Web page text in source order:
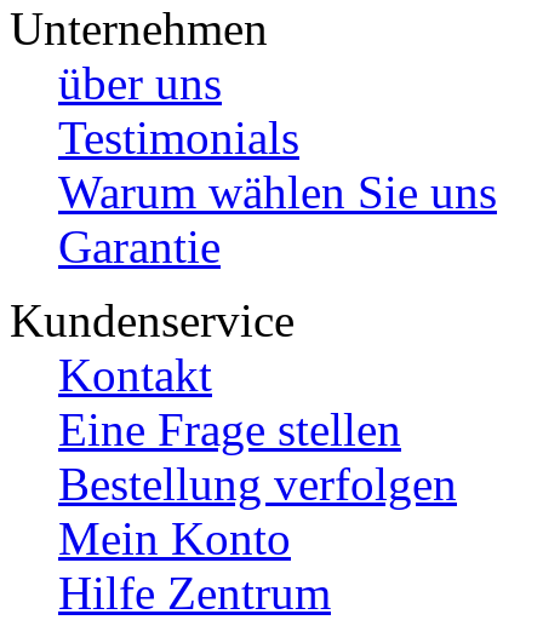
Unternehmen
über uns
Testimonials
Warum wählen Sie uns
Garantie
Kundenservice
Kontakt
Eine Frage stellen
Bestellung verfolgen
Mein Konto
Hilfe Zentrum